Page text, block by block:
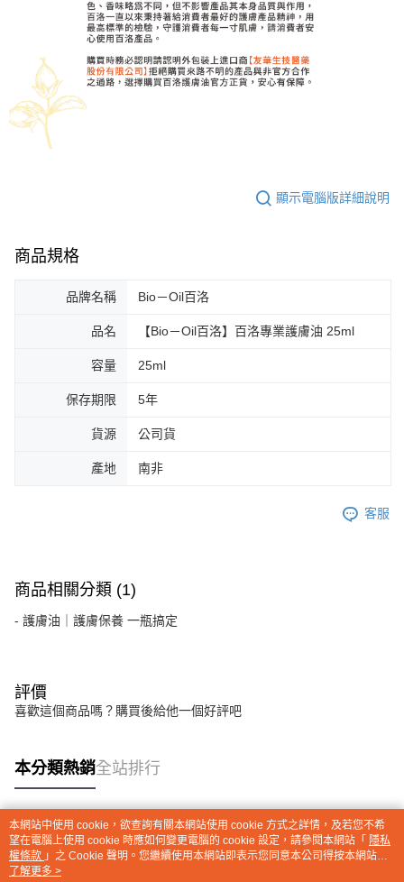
顯示電腦版詳細說明
商品規格
品牌名稱 Bio－Oil百洛
品名 【Bio－Oil百洛】百洛專業護膚油 25ml
容量 25ml
保存期限 5年
貨源 公司貨
產地 南非
客服
商品相關分類 (1)
- 護膚油｜護膚保養 一瓶搞定
評價
喜歡這個商品嗎？購買後給他一個好評吧
本分類熱銷全站排行
熱門標籤
本網站中使用 cookie，欲查詢有關本網站使用 cookie 方式之詳情，及若您不希
望在電腦上使用 cookie 時應如何變更電腦的 cookie 設定，請參閱本網站「 隱私
權條款 」之 Cookie 聲明。您繼續使用本網站即表示您同意本公司得按本網站使
用條款之 Cookie 聲明使用 cookie。
了解更多 >